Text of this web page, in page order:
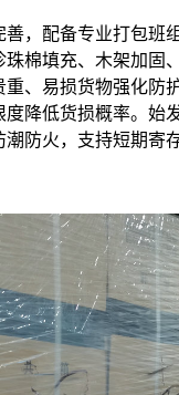
善，配备专业打包班
珠棉填充、木架加固
重、易损货物强化防
降低货损概率。始
潮防火，支持短期寄